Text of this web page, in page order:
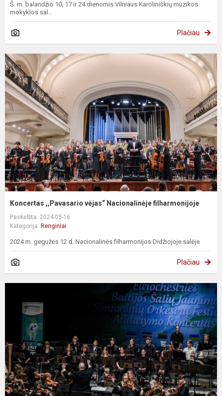
Š. m. balandžio 10, 17 ir 24 dienomis Vilniaus Karoliniškių muzikos
mokyklos sal...
Plačiau
Koncertas ,,Pavasario vėjas“ Nacionalinėje filharmonijoje
Paskelbta: 2024-05-16
Kategorija: Renginiai
2024 m. gegužės 12 d. Nacionalinės filharmonijos Didžiojoje salėje
Plačiau